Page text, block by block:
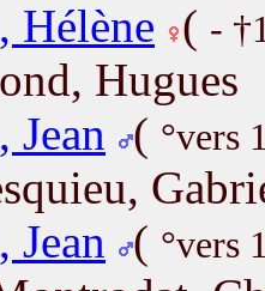
Hélène ( -
Hugues
Jean
( °vers
Jean
( °vers